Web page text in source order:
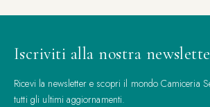
Iscriviti alla nostra
Ricevi la newsletter e scopri il mondo Camiceria
tutti gli ultimi aggiornamenti.